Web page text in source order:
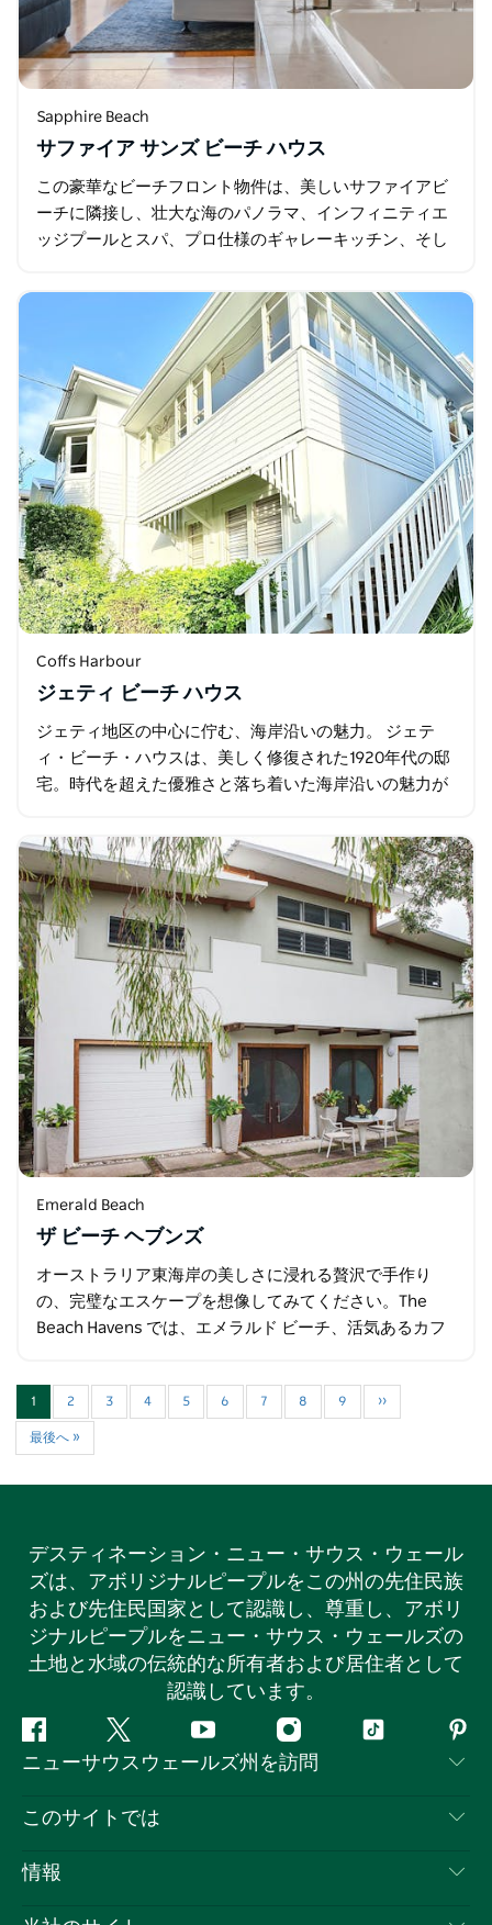
Sapphire Beach
サファイア サンズ ビーチ ハウス
この豪華なビーチフロント物件は、美しいサファイアビ
ーチに隣接し、壮大な海のパノラマ、インフィニティエ
ッジプールとスパ、プロ仕様のギャレーキッチン、そし
は…
Coffs Harbour
ジェティ ビーチ ハウス
ジェティ地区の中心に佇む、海岸沿いの魅力。 ジェテ
ィ・ビーチ・ハウスは、美しく修復された1920年代の邸
宅。時代を超えた優雅さと落ち着いた海岸沿いの魅力が
む、個性豊かなこの隠れ家は…
Emerald Beach
ザ ビーチ ヘブンズ
オーストラリア東海岸の美しさに浸れる贅沢で手作り
の、完璧なエスケープを想像してみてください。The
Beach Havens では、エメラルド ビーチ、活気あるカフ
い 5…
1 2 3 4 5 6 7 8 9 ››
最後へ »
デスティネーション・ニュー・サウス・ウェール
ズは、アボリジナルピープルをこの州の先住民族
および先住民国家として認識し、尊重し、アボリ
ジナルピープルをニュー・サウス・ウェールズの
土地と水域の伝統的な所有者および居住者として
認識しています。
フ
ェ
ス
ッ
ツ
イ
タ
ユ
ー
イ
ン
テ
ピ
ン
レ
ト
ニューサウスウェールズ州を訪問
お問い合わせ
このサイトでは
目的地
情報
旅行情報